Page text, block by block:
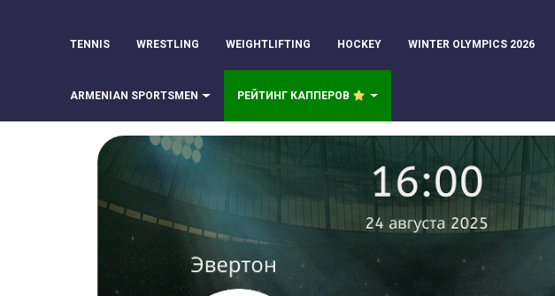
TENNIS WRESTLING WEIGHTLIFTING HOCKEY WINTER OLYMPICS 2026
ARMENIAN SPORTSMEN РЕЙТИНГ КАППЕРОВ